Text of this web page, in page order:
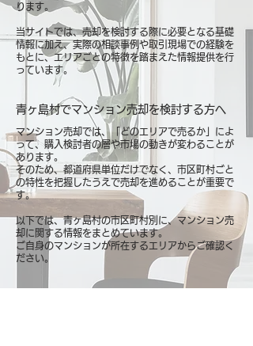
ります。
当サイトでは、売却を検討する際に必要となる基礎
情報に加え、実際の相談事例や取引現場での経験を
もとに、エリアごとの特徴を踏まえた情報提供を行
っています。
青ヶ島村でマンション売却を検討する方へ
マンション売却では、「どのエリアで売るか」によ
って、購入検討者の層や市場の動きが変わることが
あります。
そのため、都道府県単位だけでなく、市区町村ごと
の特性を把握したうえで売却を進めることが重要で
す。
以下では、青ヶ島村の市区町村別に、マンション売
却に関する情報をまとめています。
ご自身のマンションが所在するエリアからご確認く
ださい。